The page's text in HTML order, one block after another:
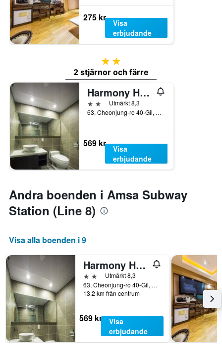
275 kr
Visa
erbjudande
2 stjärnor
2 stjärnor och färre
Harmony Hotel
2 stjärnorUtmärkt 8,3
63, Cheonjung-ro 40-Gil, Gangdong-gu, Söul, Sydkorea
569 kr
Visa
erbjudande
Andra boenden i Amsa Subway
Station (Line 8)
Visa alla boenden i 9
Harmony Hotel
2 stjärnorUtmärkt 8,3
63, Cheonjung-ro 40-Gil, Gangdong-gu, Söul, Sydkorea
13,2 km från centrum
569 kr
Visa
erbjudande